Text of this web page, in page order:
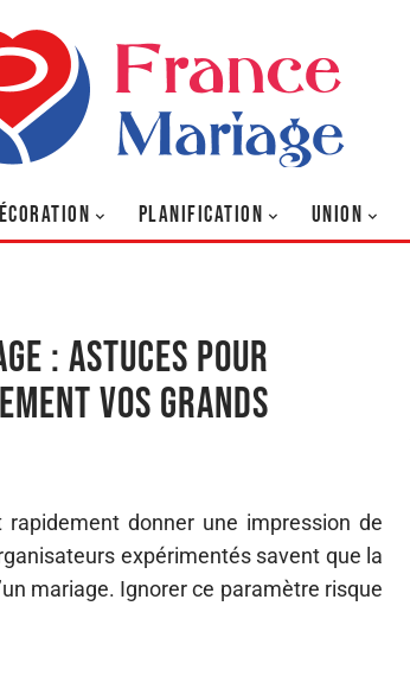
PLANIFICATION UNION
: astuces pour
vos grands
rapidement donner une impression de
expérimentés savent que la
mariage. Ignorer ce paramètre risque